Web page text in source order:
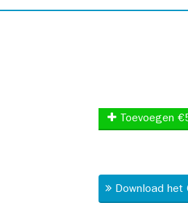
Toevoegen
Download